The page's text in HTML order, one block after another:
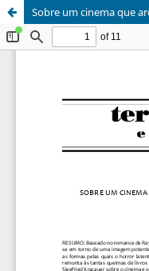
Sobre um cinema que